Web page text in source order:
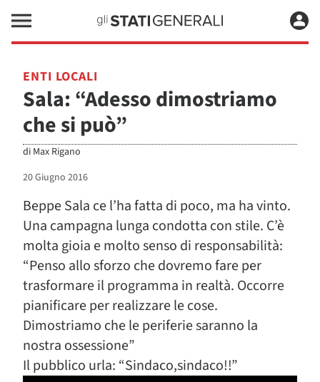
ENTI LOCALI
Sala: “Adesso dimostriamo
che si può”
di Max Rigano
20 Giugno 2016
Beppe Sala ce l’ha fatta di poco, ma ha vinto.
Una campagna lunga condotta con stile. C’è
molta gioia e molto senso di responsabilità:
“Penso allo sforzo che dovremo fare per
trasformare il programma in realtà. Occorre
pianificare per realizzare le cose.
Dimostriamo che le periferie saranno la
nostra ossessione”
Il pubblico urla: “Sindaco,sindaco!!”